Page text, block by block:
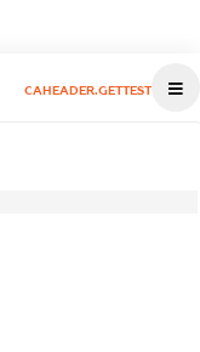
CAHEADER.GETTEST